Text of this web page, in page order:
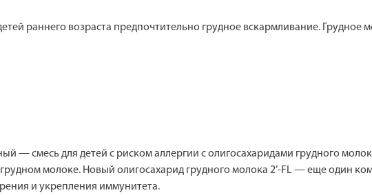
раннего возраста предпочтительно грудное вскармливание. Грудное
— смесь для детей с риском аллергии с олигосахаридами грудного
молоке. Новый олигосахарид грудного молока 2’-FL — еще один
и укрепления иммунитета.